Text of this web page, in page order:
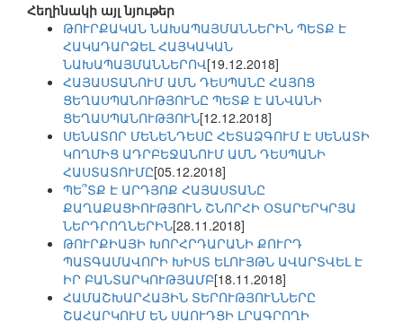
Հեղինակի այլ նյութեր
ԹՈՒՐՔԱԿԱՆ ՆԱԽԱՊԱՅՄԱՆՆԵՐԻՆ ՊԵՏՔ Է
ՀԱԿԱԴԱՐՁԵԼ ՀԱՅԿԱԿԱՆ
ՆԱԽԱՊԱՅՄԱՆՆԵՐՈՎ[19.12.2018]
ՀԱՅԱՍՏԱՆՈՒՄ ԱՄՆ ԴԵՍՊԱՆԸ ՀԱՅՈՑ
ՑԵՂԱՍՊԱՆՈՒԹՅՈՒՆԸ ՊԵՏՔ Է ԱՆՎԱՆԻ
ՑԵՂԱՍՊԱՆՈՒԹՅՈՒՆ[12.12.2018]
ՍԵՆԱՏՈՐ ՄԵՆԵՆԴԵՍԸ ՀԵՏԱՁԳՈՒՄ Է ՍԵՆԱՏԻ
ԿՈՂՄԻՑ ԱԴՐԲԵՋԱՆՈՒՄ ԱՄՆ ԴԵՍՊԱՆԻ
ՀԱՍՏԱՏՈՒՄԸ[05.12.2018]
ՊԵ՞ՏՔ Է ԱՐԴՅՈՔ ՀԱՅԱՍՏԱՆԸ
ՔԱՂԱՔԱՑԻՈՒԹՅՈՒՆ ՇՆՈՐՀԻ ՕՏԱՐԵՐԿՐՅԱ
ՆԵՐԴՐՈՂՆԵՐԻՆ[28.11.2018]
ԹՈՒՐՔԻԱՅԻ ԽՈՐՀՐԴԱՐԱՆԻ ՔՈՒՐԴ
ՊԱՏԳԱՄԱՎՈՐԻ ԽԻՍՏ ԵԼՈՒՅԹՆ ԱՎԱՐՏՎԵԼ Է
ԻՐ ԲԱՆՏԱՐԿՈՒԹՅԱՄԲ[18.11.2018]
ՀԱՄԱՇԽԱՐՀԱՅԻՆ ՏԵՐՈՒԹՅՈՒՆՆԵՐԸ
ՇԱՀԱՐԿՈՒՄ ԵՆ ՍԱՈՒԴՑԻ ԼՐԱԳՐՈՂԻ